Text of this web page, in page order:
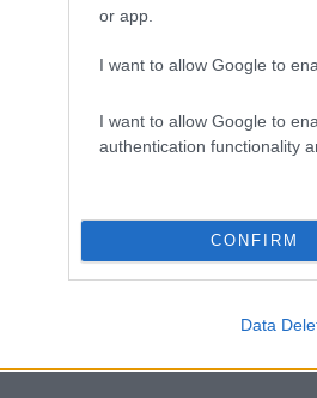
or app.
I want to allow Google to
I want to allow Google to
authentication functionality
CONFIRM
Data